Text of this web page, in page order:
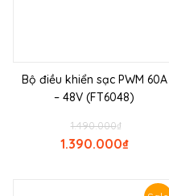
Bộ điều khiển sạc PWM 60A
– 48V (FT6048)
₫
1.490.000
₫
1.390.000